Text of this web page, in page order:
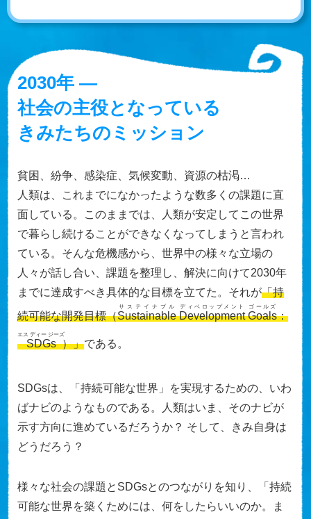
2030年 ―
社会の主役となっている
きみたちのミッション
貧困、紛争、感染症、気候変動、資源の枯渇…
人類は、これまでになかったような数多くの課題に直
面している。このままでは、人類が安定してこの世界
で暮らし続けることができなくなってしまうと言われ
ている。そんな危機感から、世界中の様々な立場の
人々が話し合い、課題を整理し、解決に向けて2030年
までに達成すべき具体的な目標を立てた。それが「持
続可能な開発目標（Sustainable
サステイナブル
Development
ディベロップメント
Goals
ゴールズ
：
SDGs
エス ディー ジーズ
）」である。
SDGsは、「持続可能な世界」を実現するための、いわ
ばナビのようなものである。人類はいま、そのナビが
示す方向に進めているだろうか？ そして、きみ自身は
どうだろう？
様々な社会の課題とSDGsとのつながりを知り、「持続
可能な世界を築くためには、何をしたらいいのか。ま